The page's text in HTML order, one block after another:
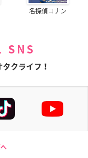
名探偵コナン
SNS
クライフ！